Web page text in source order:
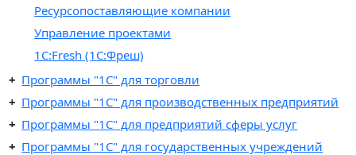
Ресурсопоставляющие компании
Управление проектами
1С:Fresh (1C:Фреш)
Программы "1C" для торговли
Программы "1C" для производственных предприятий
Программы "1C" для предприятий сферы услуг
Программы "1С" для государственных учреждений